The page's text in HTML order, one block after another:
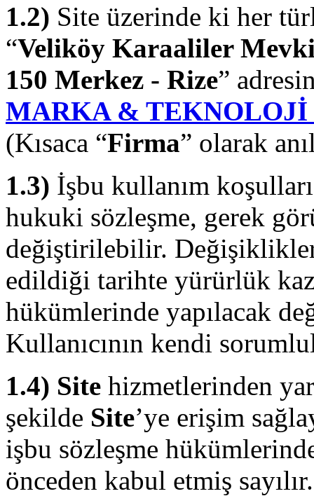
1.2) Site üzerinde ki her
“Veliköy Karaaliler
150 Merkez - Rize”
MARKA &
(Kısaca “Firma” olarak
1.3) İşbu kullanım
hukuki sözleşme, gerek
değiştirilebilir.
edildiği tarihte yürürlük
hükümlerinde yapılacak
Kullanıcının kendi
1.4) Site hizmetlerinden
şekilde Site’ye erişim
işbu sözleşme
önceden kabul etmiş sayılır.